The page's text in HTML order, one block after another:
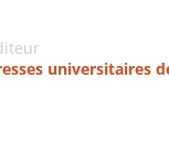
universitaires